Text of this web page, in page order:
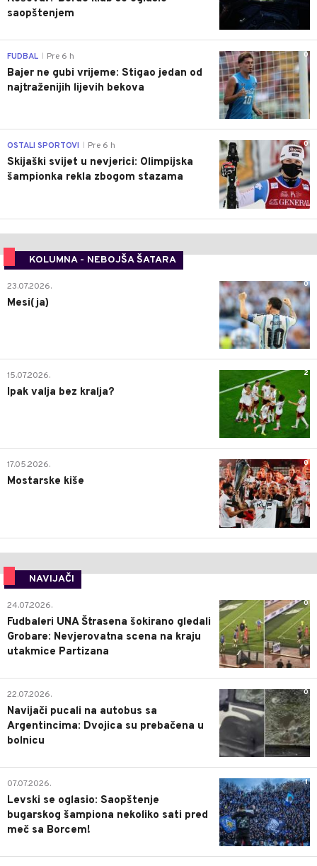
saopštenjem
0
FUDBAL Pre 6 h
Bajer ne gubi vrijeme: Stigao jedan od
najtraženijih lijevih bekova
0
OSTALI SPORTOVI Pre 6 h
Skijaški svijet u nevjerici: Olimpijska
šampionka rekla zbogom stazama
KOLUMNA - NEBOJŠA ŠATARA
0
23.07.2026.
Mesi(ja)
2
15.07.2026.
Ipak valja bez kralja?
0
17.05.2026.
Mostarske kiše
NAVIJAČI
0
24.07.2026.
Fudbaleri UNA Štrasena šokirano gledali
Grobare: Nevjerovatna scena na kraju
utakmice Partizana
0
22.07.2026.
Navijači pucali na autobus sa
Argentincima: Dvojica su prebačena u
bolnicu
1
07.07.2026.
Levski se oglasio: Saopštenje
bugarskog šampiona nekoliko sati pred
meč sa Borcem!